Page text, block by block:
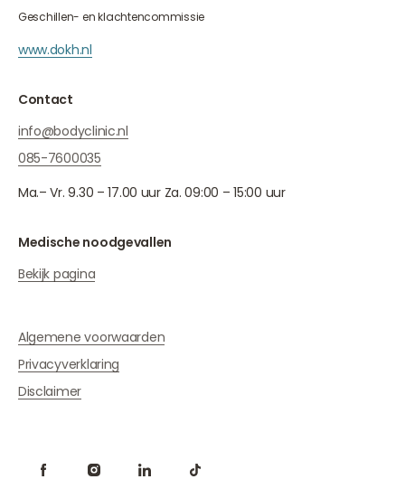
Geschillen- en klachtencommissie
www.dokh.nl
Contact
info@bodyclinic.nl
085-7600035
Ma.– Vr. 9.30 – 17.00 uur Za. 09:00 – 15:00 uur
Medische noodgevallen
Bekijk pagina
Algemene voorwaarden
Privacyverklaring
Disclaimer